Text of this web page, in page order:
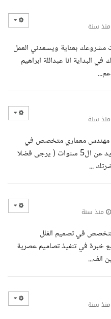
منذ سنة
مشروعك بعناية ويسعدني العمل
انا عبداللة ابراهيم
منذ سنة
مهندس معماري متخصص في
التصميم الداخلي والخارجي وبخبرة تزيد عن ال5 سنوات ( يرجى فضلا
...
منذ سنة
في تصميم الفلل
خبرة في تنفيذ تصاميم عصرية
الف...
منذ سنة